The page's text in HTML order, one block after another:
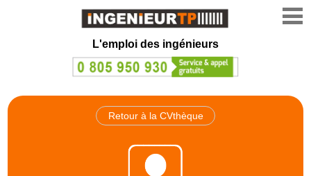
L'emploi des ingénieurs
Retour à la CVthèque